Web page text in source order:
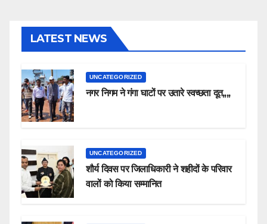
LATEST NEWS
UNCATEGORIZED
नगर निगम ने गंगा घाटों पर उतारे स्वच्छता दूत,,,,
UNCATEGORIZED
शौर्य दिवस पर जिलाधिकारी ने शहीदों के परिवार
वालों को किया सम्मानित